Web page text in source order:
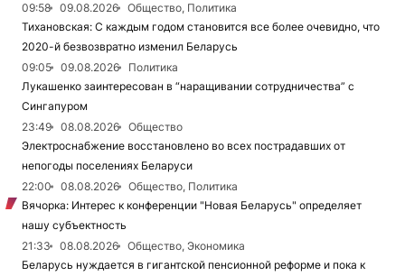
09:58 09.08.2026
Общество, Политика
Тихановская: С каждым годом становится все более очевидно, что
2020-й безвозвратно изменил Беларусь
09:05
09.08.2026
Политика
Лукашенко заинтересован в “наращивании сотрудничества” с
Сингапуром
23:49
08.08.2026
Общество
Электроснабжение восстановлено во всех пострадавших от
непогоды поселениях Беларуси
22:00
08.08.2026
Общество, Политика
Вячорка: Интерес к конференции "Новая Беларусь" определяет
нашу субъектность
21:33
08.08.2026
Общество, Экономика
Беларусь нуждается в гигантской пенсионной реформе и пока к